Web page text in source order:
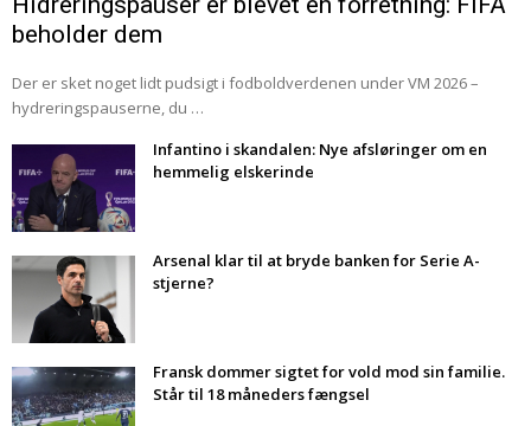
beholder dem
Der er sket noget lidt pudsigt i fodboldverdenen under VM 2026 –
hydreringspauserne, du …
Infantino i skandalen: Nye afsløringer om en
hemmelig elskerinde
Arsenal klar til at bryde banken for Serie A-
stjerne?
Fransk dommer sigtet for vold mod sin familie.
Står til 18 måneders fængsel